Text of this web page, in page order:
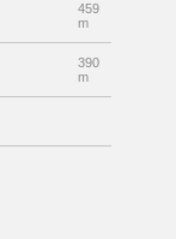
459
m
390
m